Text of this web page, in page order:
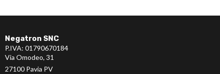
Negatron SNC
P.IVA: 01790670184
Via Omodeo, 31
27100 Pavia PV